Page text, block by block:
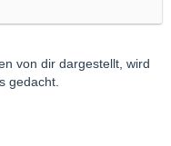
von dir dargestellt, wird
gedacht.